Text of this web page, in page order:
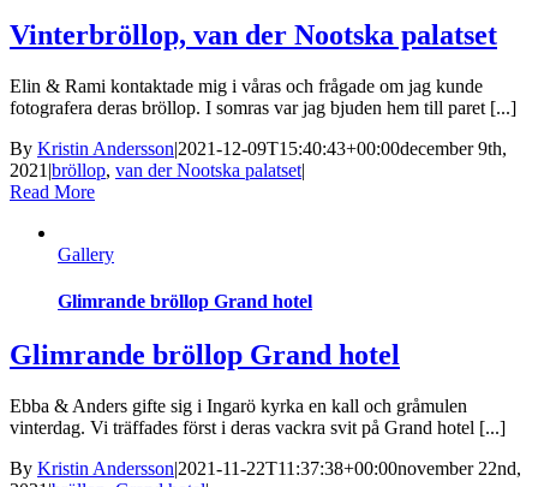
Vinterbröllop, van der Nootska palatset
Elin & Rami kontaktade mig i våras och frågade om jag kunde
fotografera deras bröllop. I somras var jag bjuden hem till paret [...]
By Kristin Andersson|2021-12-09T15:40:43+00:00december 9th,
2021 |bröllop, van der Nootska palatset|
Read More
Gallery
Glimrande bröllop Grand hotel
Glimrande bröllop Grand hotel
Ebba & Anders gifte sig i Ingarö kyrka en kall och gråmulen
vinterdag. Vi träffades först i deras vackra svit på Grand hotel [...]
By Kristin Andersson|2021-11-22T11:37:38+00:00november 22nd,